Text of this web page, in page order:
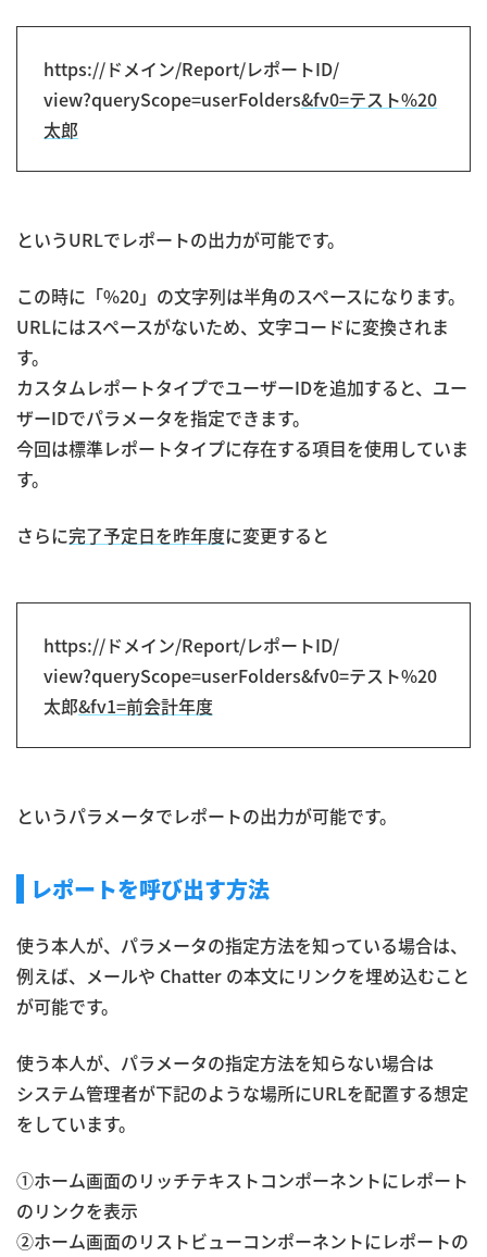
https://ドメイン/Report/レポートID/
view?queryScope=userFolders&fv0=テスト%20
太郎
というURLでレポートの出力が可能です。
この時に「%20」の文字列は半角のスペースになります。
URLにはスペースがないため、文字コードに変換されま
す。
カスタムレポートタイプでユーザーIDを追加すると、ユー
ザーIDでパラメータを指定できます。
今回は標準レポートタイプに存在する項目を使用していま
す。
さらに完了予定日を昨年度に変更すると
https://ドメイン/Report/レポートID/
view?queryScope=userFolders&fv0=テスト%20
太郎&fv1=前会計年度
というパラメータでレポートの出力が可能です。
レポートを呼び出す方法
使う本人が、パラメータの指定方法を知っている場合は、
例えば、メールや Chatter の本文にリンクを埋め込むこと
が可能です。
使う本人が、パラメータの指定方法を知らない場合は
システム管理者が下記のような場所にURLを配置する想定
をしています。
①ホーム画面のリッチテキストコンポーネントにレポート
のリンクを表示
②ホーム画面のリストビューコンポーネントにレポートの